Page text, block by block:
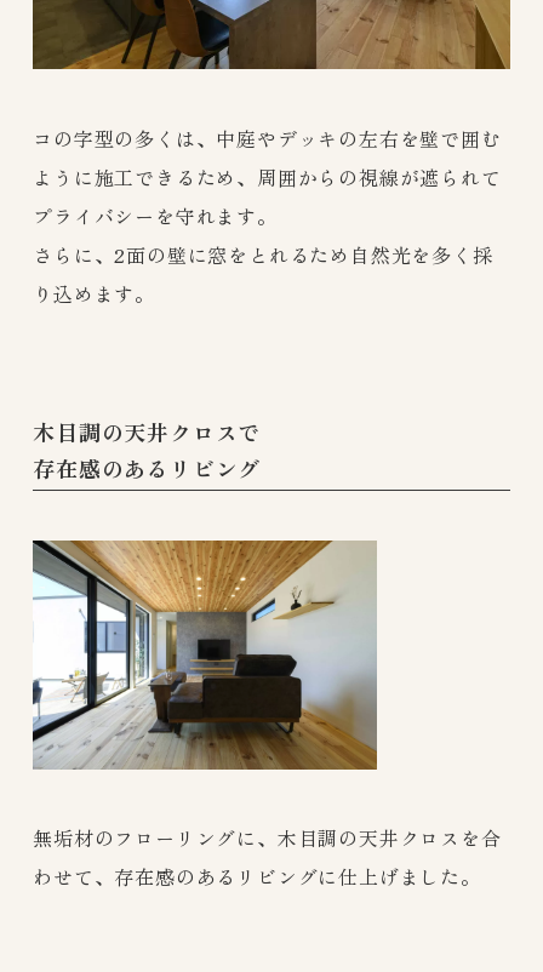
コの字型の多くは、中庭やデッキの左右を壁で囲む
ように施工できるため、周囲からの視線が遮られて
プライバシーを守れます。
さらに、2面の壁に窓をとれるため自然光を多く採
り込めます。
木目調の天井クロスで
存在感のあるリビング
無垢材のフローリングに、木目調の天井クロスを合
わせて、存在感のあるリビングに仕上げました。